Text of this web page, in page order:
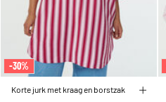
-30%
Korte jurk met kraag en borstzak